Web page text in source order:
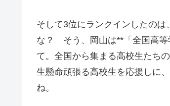
そして3位にランクインしたのは
な？ そう、岡山は**「全国高等
て。全国から集まる高校生たち
生懸命頑張る高校生を応援しに
ね。